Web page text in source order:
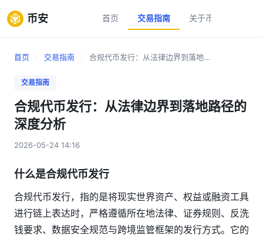
币安 首页 交易指南 关于币安
首页 交易指南 合规代币发行：从法律边界到落地...
交易指南
合规代币发行：从法律边界到落地路径的
深度分析
2026-05-24 14:16
什么是合规代币发行
合规代币发行，指的是将现实世界资产、权益或融资工具
进行链上表达时，严格遵循所在地法律、证券规则、反洗
钱要求、数据安全规范与跨境监管框架的发行方式。它的